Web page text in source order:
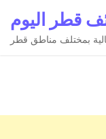
قطر اليوم
بمختلف مناطق قطر